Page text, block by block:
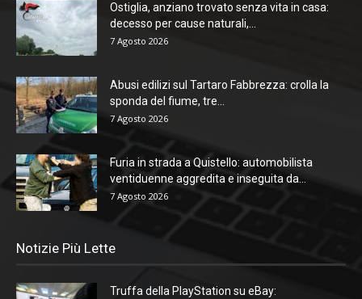
Ostiglia, anziano trovato senza vita in casa:
decesso per cause naturali,...
7 Agosto 2026
Abusi edilizi sul Tartaro Fabbrezza: crolla la
sponda del fiume, tre...
7 Agosto 2026
Furia in strada a Quistello: automobilista
ventiduenne aggredita e inseguita da...
7 Agosto 2026
Notizie Più Lette
Truffa della PlayStation su eBay: